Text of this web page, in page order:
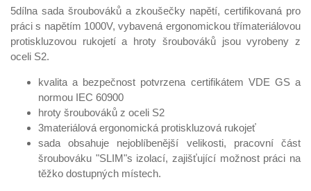
5dílna sada šroubováků a zkoušečky napětí, certifikovaná pro
práci s napětím 1000V, vybavená ergonomickou třímateriálovou
protiskluzovou rukojetí a hroty šroubováků jsou vyrobeny z
oceli S2.
kvalita a bezpečnost potvrzena certifikátem VDE GS a
normou IEC 60900
hroty šroubováků z oceli S2
3materiálová ergonomická protiskluzová rukojeť
sada obsahuje nejoblíbenější velikosti, pracovní část
šroubováku "SLIM"s izolací, zajišťující možnost práci na
těžko dostupných místech.